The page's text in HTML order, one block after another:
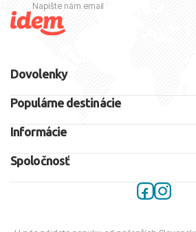
Napíšte nám email
Dovolenky
Populárne destinácie
Informácie
Spoločnosť